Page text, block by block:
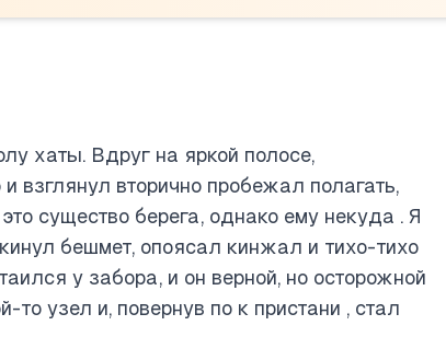
хаты. Вдруг на яркой полосе,
взглянул вторично пробежал полагать,
существо берега, однако ему некуда . Я
бешмет, опоясал кинжал и тихо-тихо
у забора, и он верной, но осторожной
узел и, повернув по к пристани , стал
breakdown of the clauses. I'll dissect it
хаты." Bases: месяц — светил, луч —